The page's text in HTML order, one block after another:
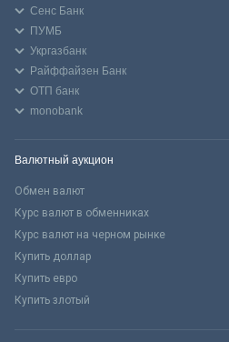
Сенс Банк
ПУМБ
Укргазбанк
Райффайзен Банк
ОТП банк
monobank
Валютный аукцион
Обмен валют
Курс валют в обменниках
Курс валют на черном рынке
Купить доллар
Купить евро
Купить злотый